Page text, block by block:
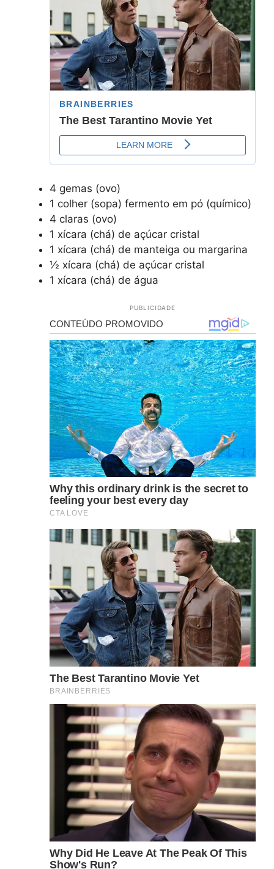
4 gemas (ovo)
1 colher (sopa) fermento em pó (químico)
4 claras (ovo)
1 xícara (chá) de açúcar cristal
1 xícara (chá) de manteiga ou margarina
½ xícara (chá) de açúcar cristal
1 xícara (chá) de água
PUBLICIDADE